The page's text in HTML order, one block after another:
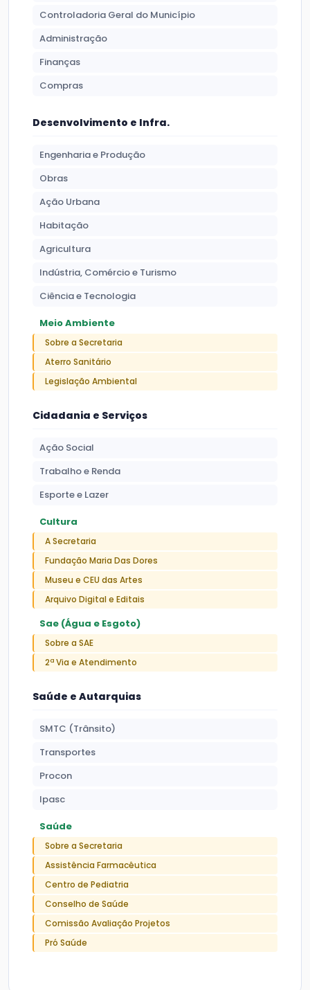
Controladoria Geral do Município
Administração
Finanças
Compras
Desenvolvimento e Infra.
Engenharia e Produção
Obras
Ação Urbana
Habitação
Agricultura
Indústria, Comércio e Turismo
Ciência e Tecnologia
Meio Ambiente
Sobre a Secretaria
Aterro Sanitário
Legislação Ambiental
Cidadania e Serviços
Ação Social
Trabalho e Renda
Esporte e Lazer
Cultura
A Secretaria
Fundação Maria Das Dores
Museu e CEU das Artes
Arquivo Digital e Editais
Sae (Água e Esgoto)
Sobre a SAE
2ª Via e Atendimento
Saúde e Autarquias
SMTC (Trânsito)
Transportes
Procon
Ipasc
Saúde
Sobre a Secretaria
Assistência Farmacêutica
Centro de Pediatria
Conselho de Saúde
Comissão Avaliação Projetos
Pró Saúde